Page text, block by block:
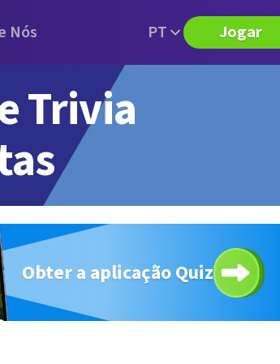
Nós PT Jogar
Trivia
Obter a aplicação Quiz